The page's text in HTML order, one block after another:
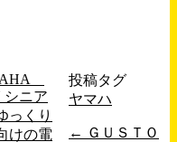
投稿タグ
ヤマハ
← ＧＵＳＴＯ